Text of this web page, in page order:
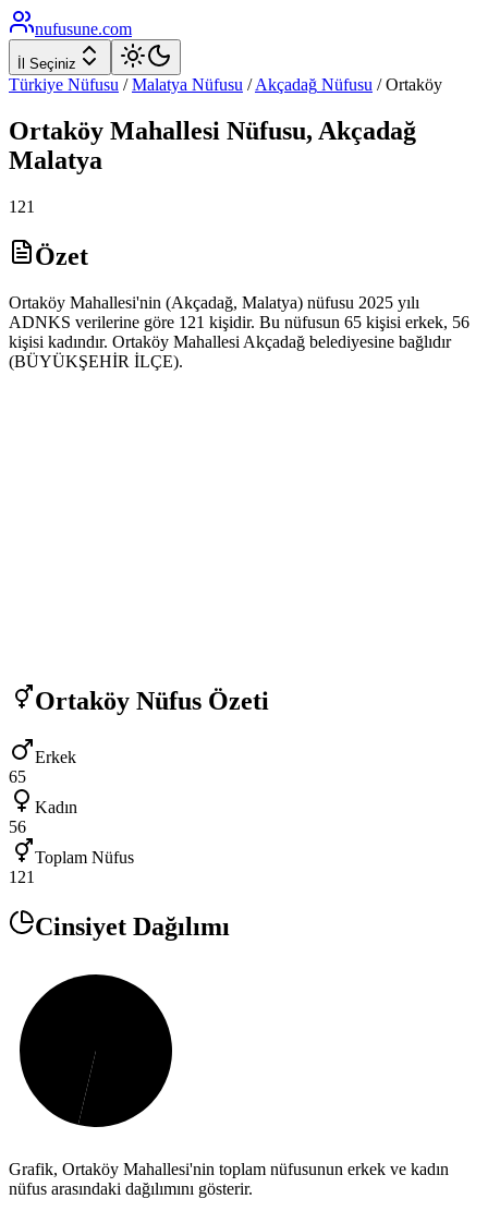
nufusune.com
İl Seçiniz
Türkiye Nüfusu / Malatya Nüfusu / Akçadağ Nüfusu /Ortaköy
Ortaköy Mahallesi Nüfusu, Akçadağ
Malatya
121
Özet
Ortaköy Mahallesi'nin (Akçadağ, Malatya) nüfusu 2025 yılı
ADNKS verilerine göre 121 kişidir. Bu nüfusun 65 kişisi erkek, 56
kişisi kadındır. Ortaköy Mahallesi Akçadağ belediyesine bağlıdır
(BÜYÜKŞEHİR İLÇE).
Ortaköy Nüfus Özeti
Erkek
65
Kadın
56
Toplam Nüfus
121
Cinsiyet Dağılımı
Grafik, Ortaköy Mahallesi'nin toplam nüfusunun erkek ve kadın
nüfus arasındaki dağılımını gösterir.